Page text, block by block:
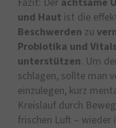
und Haut ist die
Beschwerden zu
Probiotika und
unterstützen. Um
schlagen, sollte man
einzulegen, kurz
Kreislauf durch
frischen Luft – wieder